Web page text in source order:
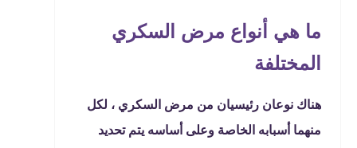
ما هي أنواع مرض السكري
المختلفة
هناك نوعان رئيسيان من مرض السكري ، لكل
منهما أسبابه الخاصة وعلى أساسه يتم تحديد